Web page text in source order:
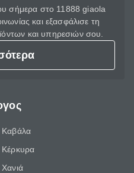
σήμερα στο 11888 giaola
και εξασφάλισε τη
και υπηρεσιών σου.
Καβάλα
Κέρκυρα
Χανιά